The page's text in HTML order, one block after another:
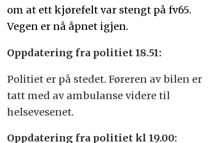
om at ett kjørefelt var stengt på fv65.
Vegen er nå åpnet igjen.
Oppdatering fra politiet 18.51:
Politiet er på stedet. Føreren av bilen er
tatt med av ambulanse videre til
helsevesenet.
Oppdatering fra politiet kl 19.00: